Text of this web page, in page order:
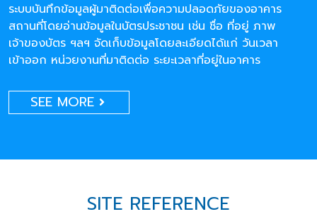
ระบบบันทึกข้อมูลผู้มาติดต่อเพื่อความปลอดภัยของอาคาร
สถานที่โดยอ่านข้อมูลในบัตรประชาชน เช่น ชื่อ ที่อยู่ ภาพ
เจ้าของบัตร ฯลฯ จัดเก็บข้อมูลโดยละเอียดได้แก่ วันเวลา
เข้าออก หน่วยงานที่มาติดต่อ ระยะเวลาที่อยู่ในอาคาร
SEE MORE
SITE REFERENCE